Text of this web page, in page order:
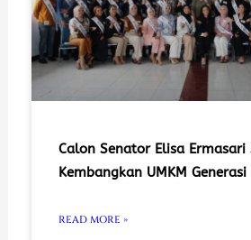
Calon Senator Elisa Ermasari
Kembangkan UMKM
READ MORE »